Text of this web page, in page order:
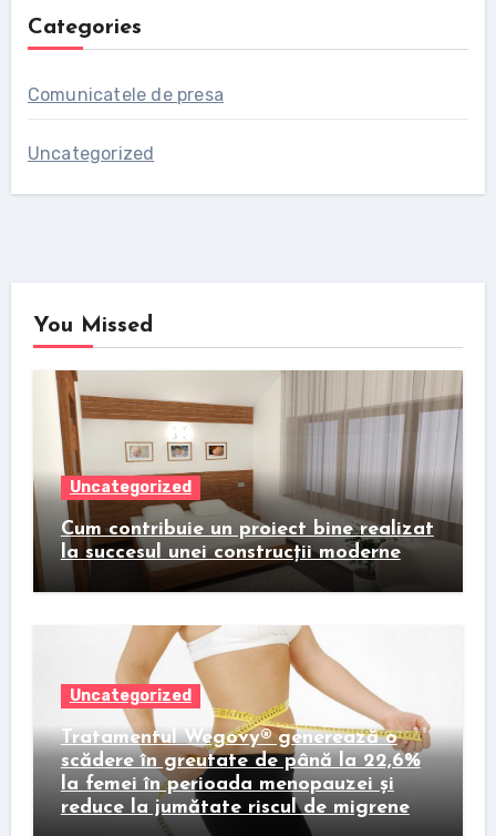
Categories
Comunicatele de presa
Uncategorized
You Missed
Uncategorized
Cum contribuie un proiect bine realizat
la succesul unei construcții moderne
Uncategorized
Tratamentul Wegovy® generează o
scădere în greutate de până la 22,6%
la femei în perioada menopauzei și
reduce la jumătate riscul de migrene